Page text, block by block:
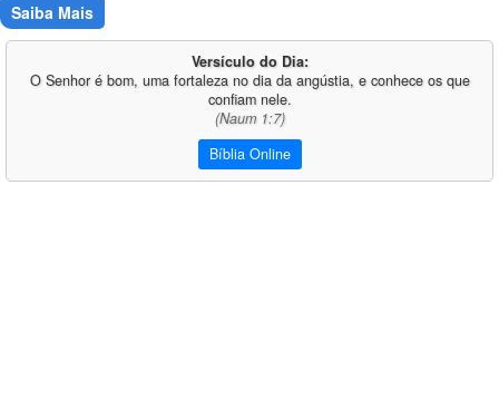
Saiba Mais
Versículo do Dia:
O Senhor é bom, uma fortaleza no dia da angústia, e conhece os que
confiam nele.
(Naum 1:7)
Bíblia Online